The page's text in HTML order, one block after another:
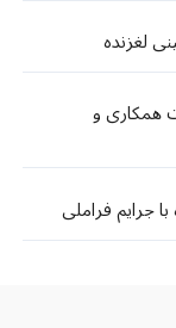
همکاری و
جرایم فراملی